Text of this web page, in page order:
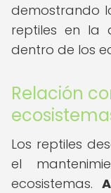
demostrando
reptiles en la
dentro de los
Relación
Los reptiles
el
ecosistemas.